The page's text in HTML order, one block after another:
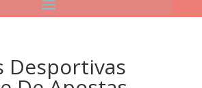
Desportivas